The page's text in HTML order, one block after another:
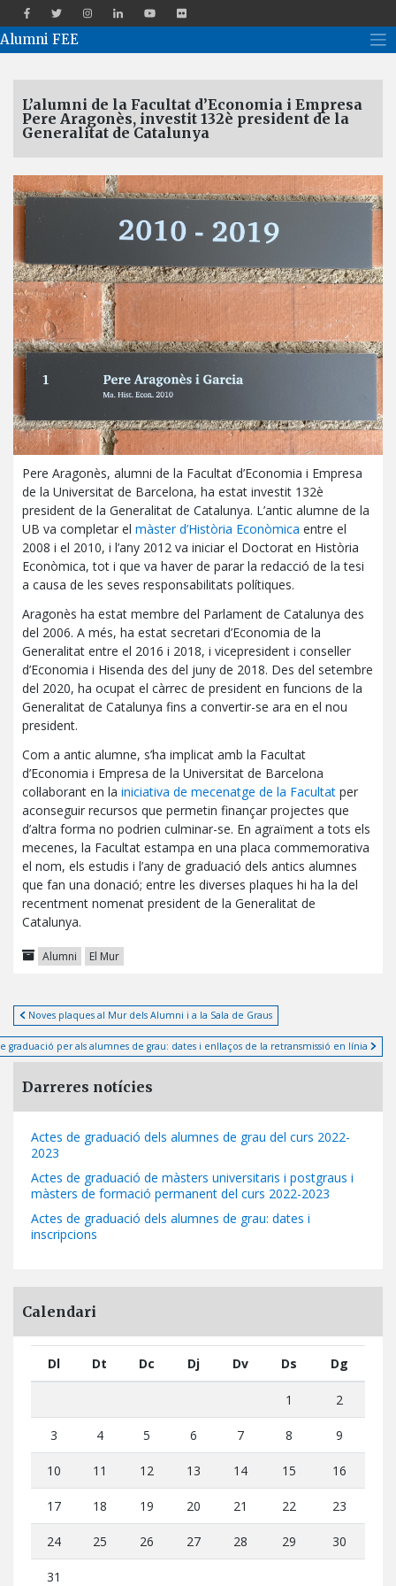
Català Español
Alumni FEE
L’alumni de la Facultat d’Economia i Empresa
Pere Aragonès, investit 132è president de la
Generalitat de Catalunya
Pere Aragonès, alumni de la Facultat d’Economia i Empresa
de la Universitat de Barcelona, ha estat investit 132è
president de la Generalitat de Catalunya. L’antic alumne de la
UB va completar el màster d’Història Econòmica entre el
2008 i el 2010, i l’any 2012 va iniciar el Doctorat en Història
Econòmica, tot i que va haver de parar la redacció de la tesi
a causa de les seves responsabilitats polítiques.
Aragonès ha estat membre del Parlament de Catalunya des
del 2006. A més, ha estat secretari d’Economia de la
Generalitat entre el 2016 i 2018, i vicepresident i conseller
d’Economia i Hisenda des del juny de 2018. Des del setembre
del 2020, ha ocupat el càrrec de president en funcions de la
Generalitat de Catalunya fins a convertir-se ara en el nou
president.
Com a antic alumne, s’ha implicat amb la Facultat
d’Economia i Empresa de la Universitat de Barcelona
col·laborant en la iniciativa de mecenatge de la Facultat per
aconseguir recursos que permetin finançar projectes que
d’altra forma no podrien culminar-se. En agraïment a tots els
mecenes, la Facultat estampa en una placa commemorativa
el nom, els estudis i l’any de graduació dels antics alumnes
que fan una donació; entre les diverses plaques hi ha la del
recentment nomenat president de la Generalitat de
Catalunya.
Alumni El Mur
Noves plaques al Mur dels Alumni i a la Sala de Graus
graduació per als alumnes de grau: dates i enllaços de la retransmissió en línia
Darreres notícies
Actes de graduació dels alumnes de grau del curs 2022-
2023
Actes de graduació de màsters universitaris i postgraus i
màsters de formació permanent del curs 2022-2023
Actes de graduació dels alumnes de grau: dates i
inscripcions
Calendari
Dl Dt Dc Dj Dv Ds Dg
1 2
3 4 5 6 7 8 9
10 11 12 13 14 15 16
17 18 19 20 21 22 23
24 25 26 27 28 29 30
31